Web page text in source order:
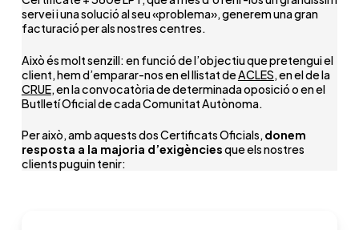
servei i una solució al seu «problema», generem una gran
facturació per als nostres centres.
Això és molt senzill: en funció de l’objectiu que pretengui el
client, hem d’emparar-nos en el llistat deACLES , en el de la
CRUE, en la convocatòria de determinada oposició o en el
Butlletí Oficial de cada Comunitat Autònoma.
Per això, amb aquests dos Certificats Oficials, donem
resposta a la majoria d’exigènciesque els nostres
clients puguin tenir: